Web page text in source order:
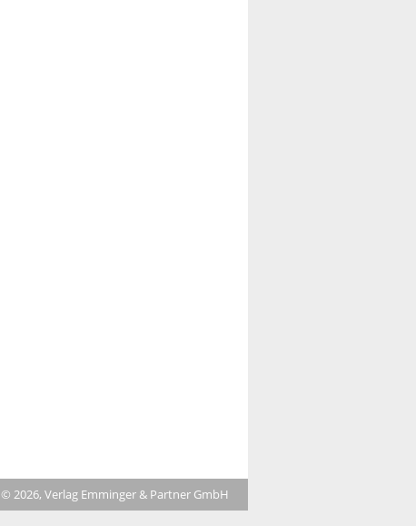
© 2026, Verlag Emminger & Partner GmbH